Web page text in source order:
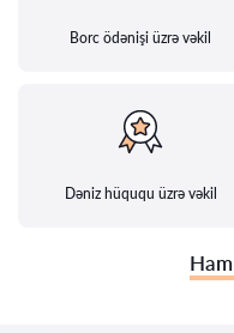
Borc ödənişi üzrə vəkil
Dəniz hüququ üzrə vəkil